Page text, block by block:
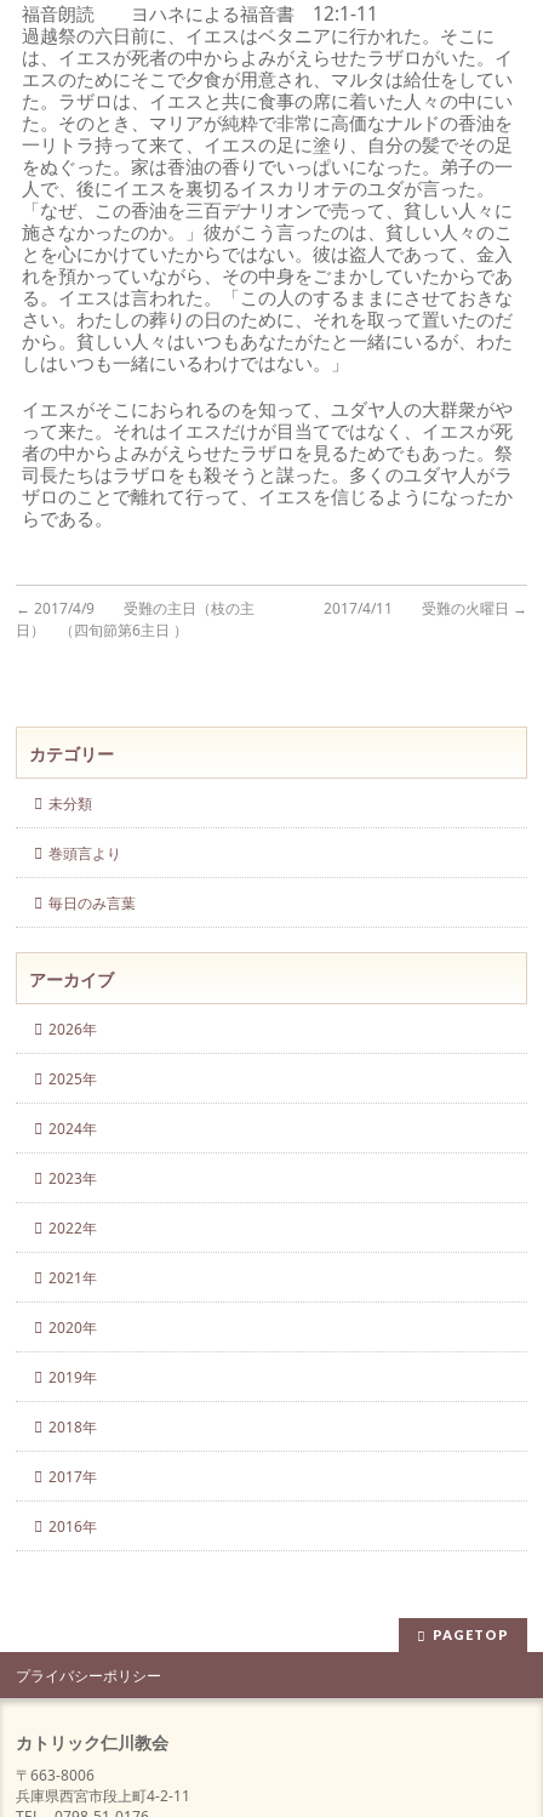
福音朗読 ヨハネによる福音書 12:1-11
過越祭の六日前に、イエスはベタニアに行かれた。そこに
は、イエスが死者の中からよみがえらせたラザロがいた。イ
エスのためにそこで夕食が用意され、マルタは給仕をしてい
た。ラザロは、イエスと共に食事の席に着いた人々の中にい
た。そのとき、マリアが純粋で非常に高価なナルドの香油を
一リトラ持って来て、イエスの足に塗り、自分の髪でその足
をぬぐった。家は香油の香りでいっぱいになった。弟子の一
人で、後にイエスを裏切るイスカリオテのユダが言った。
「なぜ、この香油を三百デナリオンで売って、貧しい人々に
施さなかったのか。」彼がこう言ったのは、貧しい人々のこ
とを心にかけていたからではない。彼は盗人であって、金入
れを預かっていながら、その中身をごまかしていたからであ
る。イエスは言われた。「この人のするままにさせておきな
さい。わたしの葬りの日のために、それを取って置いたのだ
から。貧しい人々はいつもあなたがたと一緒にいるが、わた
しはいつも一緒にいるわけではない。」
イエスがそこにおられるのを知って、ユダヤ人の大群衆がや
って来た。それはイエスだけが目当てではなく、イエスが死
者の中からよみがえらせたラザロを見るためでもあった。祭
司長たちはラザロをも殺そうと謀った。多くのユダヤ人がラ
ザロのことで離れて行って、イエスを信じるようになったか
らである。
← 2017/4/9 受難の主日（枝の主
日） （四旬節第6主日 ）
2017/4/11 受難の火曜日 →
カテゴリー
未分類
巻頭言より
毎日のみ言葉
アーカイブ
2026年
2025年
2024年
2023年
2022年
2021年
2020年
2019年
2018年
2017年
2016年
PAGETOP
プライバシーポリシー
カトリック仁川教会
〒663-8006
兵庫県西宮市段上町4-2-11